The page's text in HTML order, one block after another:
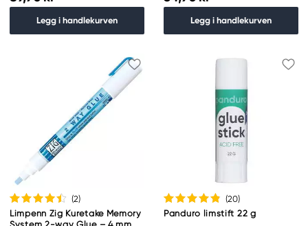
Legg i handlekurven Legg i handlekurven
(2)
Limpenn Zig Kuretake Memory
System 2-way Glue – 4 mm
(20)
Panduro limstift 22 g